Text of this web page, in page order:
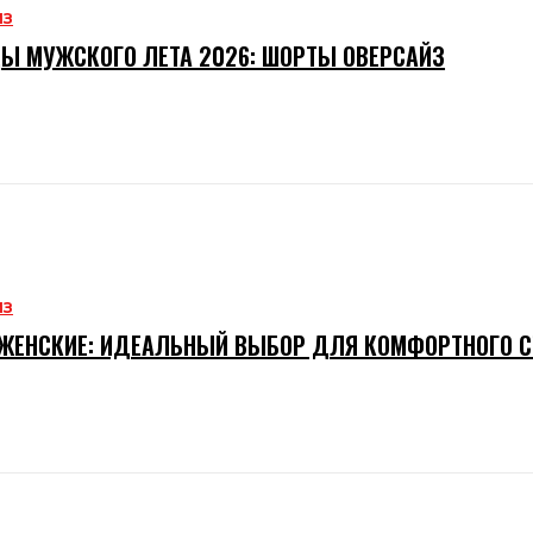
МУЖСКОГО ЛЕТА 2026: ШОРТЫ ОВЕРСАЙЗ
ИДЕАЛЬНЫЙ ВЫБОР ДЛЯ КОМФОРТНОГО